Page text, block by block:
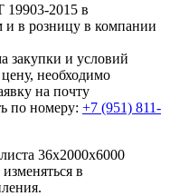
2015 в
и в розницу в компании
закупки и условий
необходимо
на почту
по номеру: +7 (951) 811-
36x2000x6000
в